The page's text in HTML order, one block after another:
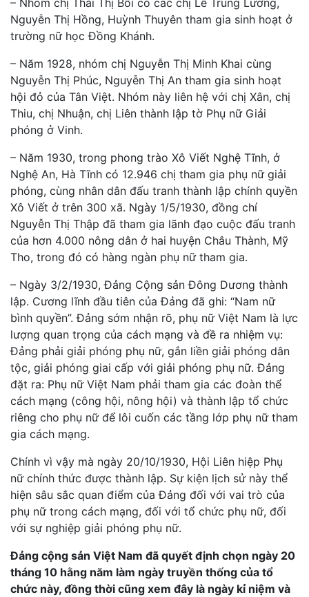
Nguyễn Thị Hồng, Huỳnh Thuyên tham gia sinh hoạt ở
trường nữ học Đồng Khánh.
– Năm 1928, nhóm chị Nguyễn Thị Minh Khai cùng
Nguyễn Thị Phúc, Nguyễn Thị An tham gia sinh hoạt
hội đỏ của Tân Việt. Nhóm này liên hệ với chị Xân, chị
Thiu, chị Nhuận, chị Liên thành lập tờ Phụ nữ Giải
phóng ở Vinh.
– Năm 1930, trong phong trào Xô Viết Nghệ Tĩnh, ở
Nghệ An, Hà Tĩnh có 12.946 chị tham gia phụ nữ giải
phóng, cùng nhân dân đấu tranh thành lập chính quyền
Xô Viết ở trên 300 xã. Ngày 1/5/1930, đồng chí
Nguyễn Thị Thập đã tham gia lãnh đạo cuộc đấu tranh
của hơn 4.000 nông dân ở hai huyện Châu Thành, Mỹ
Tho, trong đó có hàng ngàn phụ nữ tham gia.
– Ngày 3/2/1930, Đảng Cộng sản Đông Dương thành
lập. Cương lĩnh đầu tiên của Đảng đã ghi: “Nam nữ
bình quyền”. Đảng sớm nhận rõ, phụ nữ Việt Nam là lực
lượng quan trọng của cách mạng và đề ra nhiệm vụ:
Đảng phải giải phóng phụ nữ, gắn liền giải phóng dân
tộc, giải phóng giai cấp với giải phóng phụ nữ. Đảng
đặt ra: Phụ nữ Việt Nam phải tham gia các đoàn thể
cách mạng (công hội, nông hội) và thành lập tổ chức
riêng cho phụ nữ để lôi cuốn các tầng lớp phụ nữ tham
gia cách mạng.
Chính vì vậy mà ngày 20/10/1930, Hội Liên hiệp Phụ
nữ chính thức được thành lập. Sự kiện lịch sử này thể
hiện sâu sắc quan điểm của Đảng đối với vai trò của
phụ nữ trong cách mạng, đối với tổ chức phụ nữ, đối
với sự nghiệp giải phóng phụ nữ.
Đảng cộng sản Việt Nam đã quyết định chọn ngày 20
tháng 10 hằng năm làm ngày truyền thống của tổ
chức này, đồng thời cũng xem đây là ngày kỉ niệm và